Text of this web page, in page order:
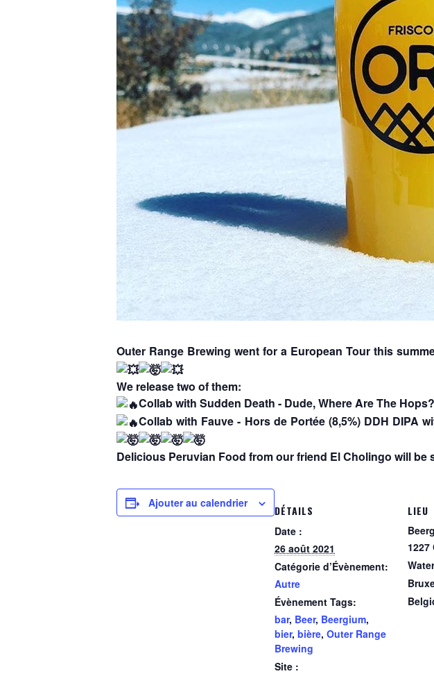
Outer Range Brewing went for a European Tour this
We release two of them:
Collab with Sudden Death - Dude, Where Are The
Collab with Fauve - Hors de Portée (8,5%) DDH
Delicious Peruvian Food from our friend El Cholingo will be
Ajouter au calendrier
DÉTAILS
Date :
26 août 2021
Catégorie d’Évènement:
Autre
Évènement Tags:
bar, Beer, Beergium,
bier, bière, Outer Range
Brewing
Site :
LIEU
1227